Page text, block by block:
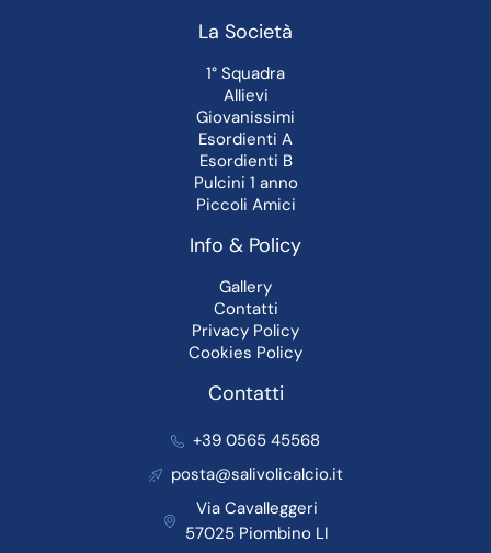
La Società
1° Squadra
Allievi
Giovanissimi
Esordienti A
Esordienti B
Pulcini 1 anno
Piccoli Amici
Info & Policy
Gallery
Contatti
Privacy Policy
Cookies Policy
Contatti
+39 0565 45568
posta@salivolicalcio.it
Via Cavalleggeri
57025 Piombino LI